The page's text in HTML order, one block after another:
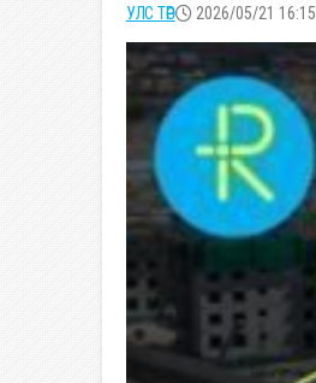
УЛС ТӨР 2026/05/21 16:15